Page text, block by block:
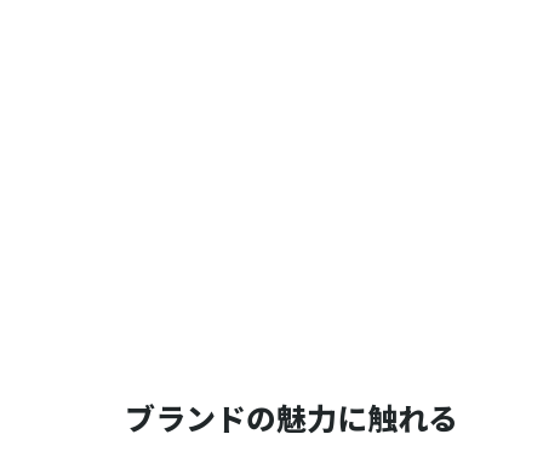
ブランドの魅力に触れる